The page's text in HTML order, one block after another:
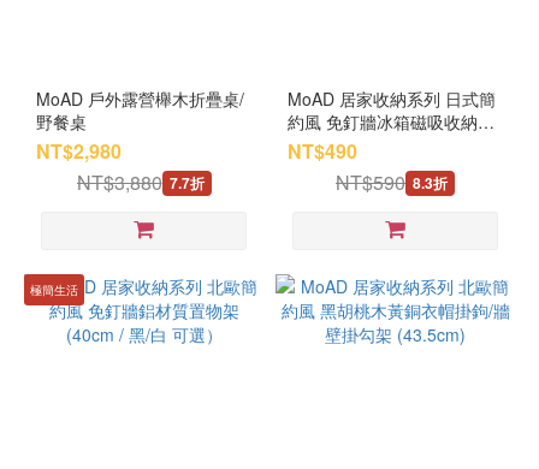
MoAD 戶外露營櫸木折疊桌/
野餐桌
NT$2,980
NT$3,880 7.7折
MoAD 居家收納系列 日式簡
約風 免釘牆冰箱磁吸收納架/
收納側壁掛架
NT$490
NT$590 8.3折
極簡生活